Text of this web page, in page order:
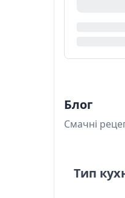
Блог
Смачні
Тип